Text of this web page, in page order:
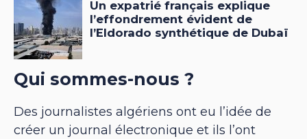
Qui sommes-nous ?
Des journalistes algériens ont eu l’idée de
créer un journal électronique et ils l’ont